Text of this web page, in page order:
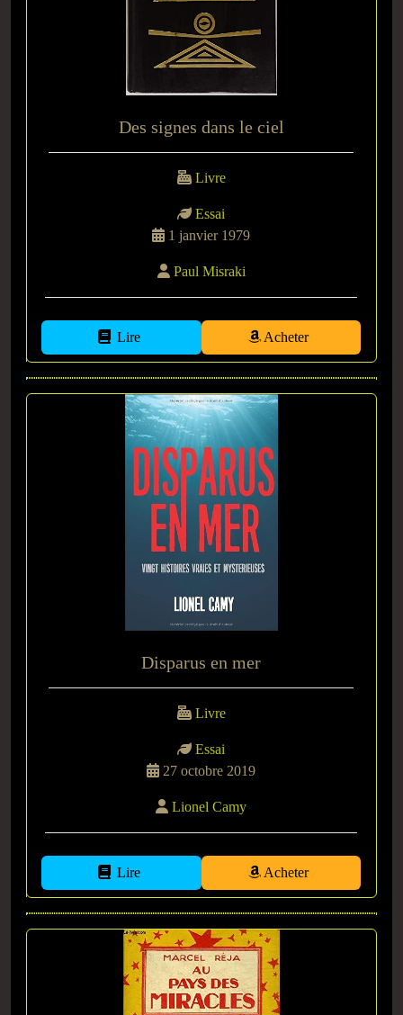
Des signes dans le ciel
Livre
Essai
1 janvier 1979
Paul Misraki
Lire Acheter
Disparus en mer
Livre
Essai
27 octobre 2019
Lionel Camy
Lire Acheter